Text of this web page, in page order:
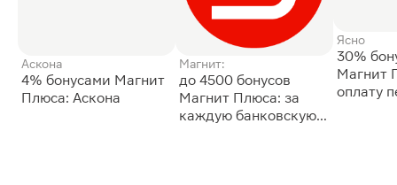
Аскона
4% бонусами Магнит
Плюса: Аскона
Магнит:
до 4500 бонусов
Магнит Плюса: за
каждую банковскую
Ясно
30%
Магнит
оплату